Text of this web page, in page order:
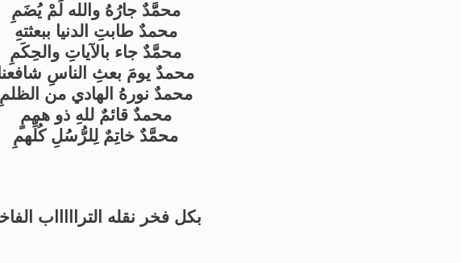
محمَّدٌ جارُهُ والله لَمْ يُضَمِ
محمدٌ طابتِ الدنيا ببعثتهِ
محمَّدٌ جاء بالآياتِ والحِكَمِ
محمدٌ يومَ بعثِ الناسِ
محمدٌ نورهُ الهادي من
محمدٌ قائمٌ للهِ ذو هممٍ
محمَّدٌ خاتِمٌ لِلرُّسُلِ كُلِّهمِ
بكل فخر نقله التراااااب